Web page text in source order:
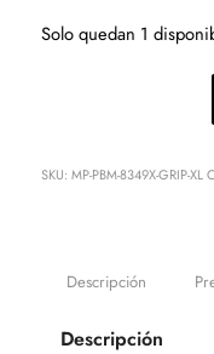
Solo quedan 1
SKU: MP-PBM-8349X-GRIP-XL
Descripción
Descripción